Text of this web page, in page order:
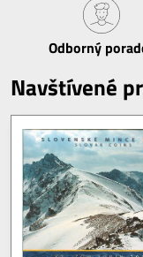
Odborný
Navštívené